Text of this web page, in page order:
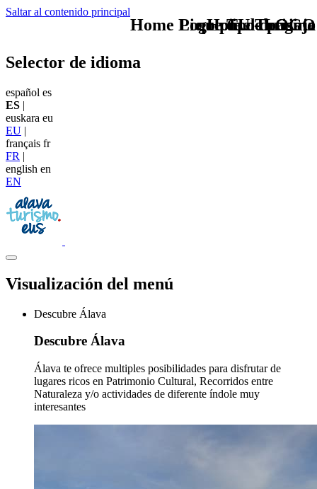
Saltar al contenido principal
TU - LOGO
Selector de idioma
español es
ES |
euskara eu
EU |
français fr
FR |
english en
EN
Visualización del menú
Descubre Álava
Descubre Álava
Álava te ofrece multiples posibilidades para disfrutar de
lugares ricos en Patrimonio Cultural, Recorridos entre
Naturaleza y/o actividades de diferente índole muy
interesantes
que tipo de viaje
Home Logo pie de página
Pie Home Turismo